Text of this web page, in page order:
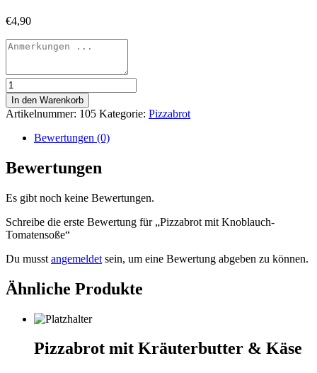
€4,90
Pizzabrot
mit
Knoblauch-
Tomatensoße
Menge
In den Warenkorb
Artikelnummer: 105 Kategorie: Pizzabrot
Bewertungen (0)
Bewertungen
Es gibt noch keine Bewertungen.
Schreibe die erste Bewertung für „Pizzabrot mit Knoblauch-
Tomatensoße“
Du musst angemeldet sein, um eine Bewertung abgeben zu können.
Ähnliche Produkte
Pizzabrot mit Kräuterbutter & Käse